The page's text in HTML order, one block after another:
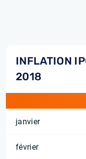
INFLATION
2018
janvier
février